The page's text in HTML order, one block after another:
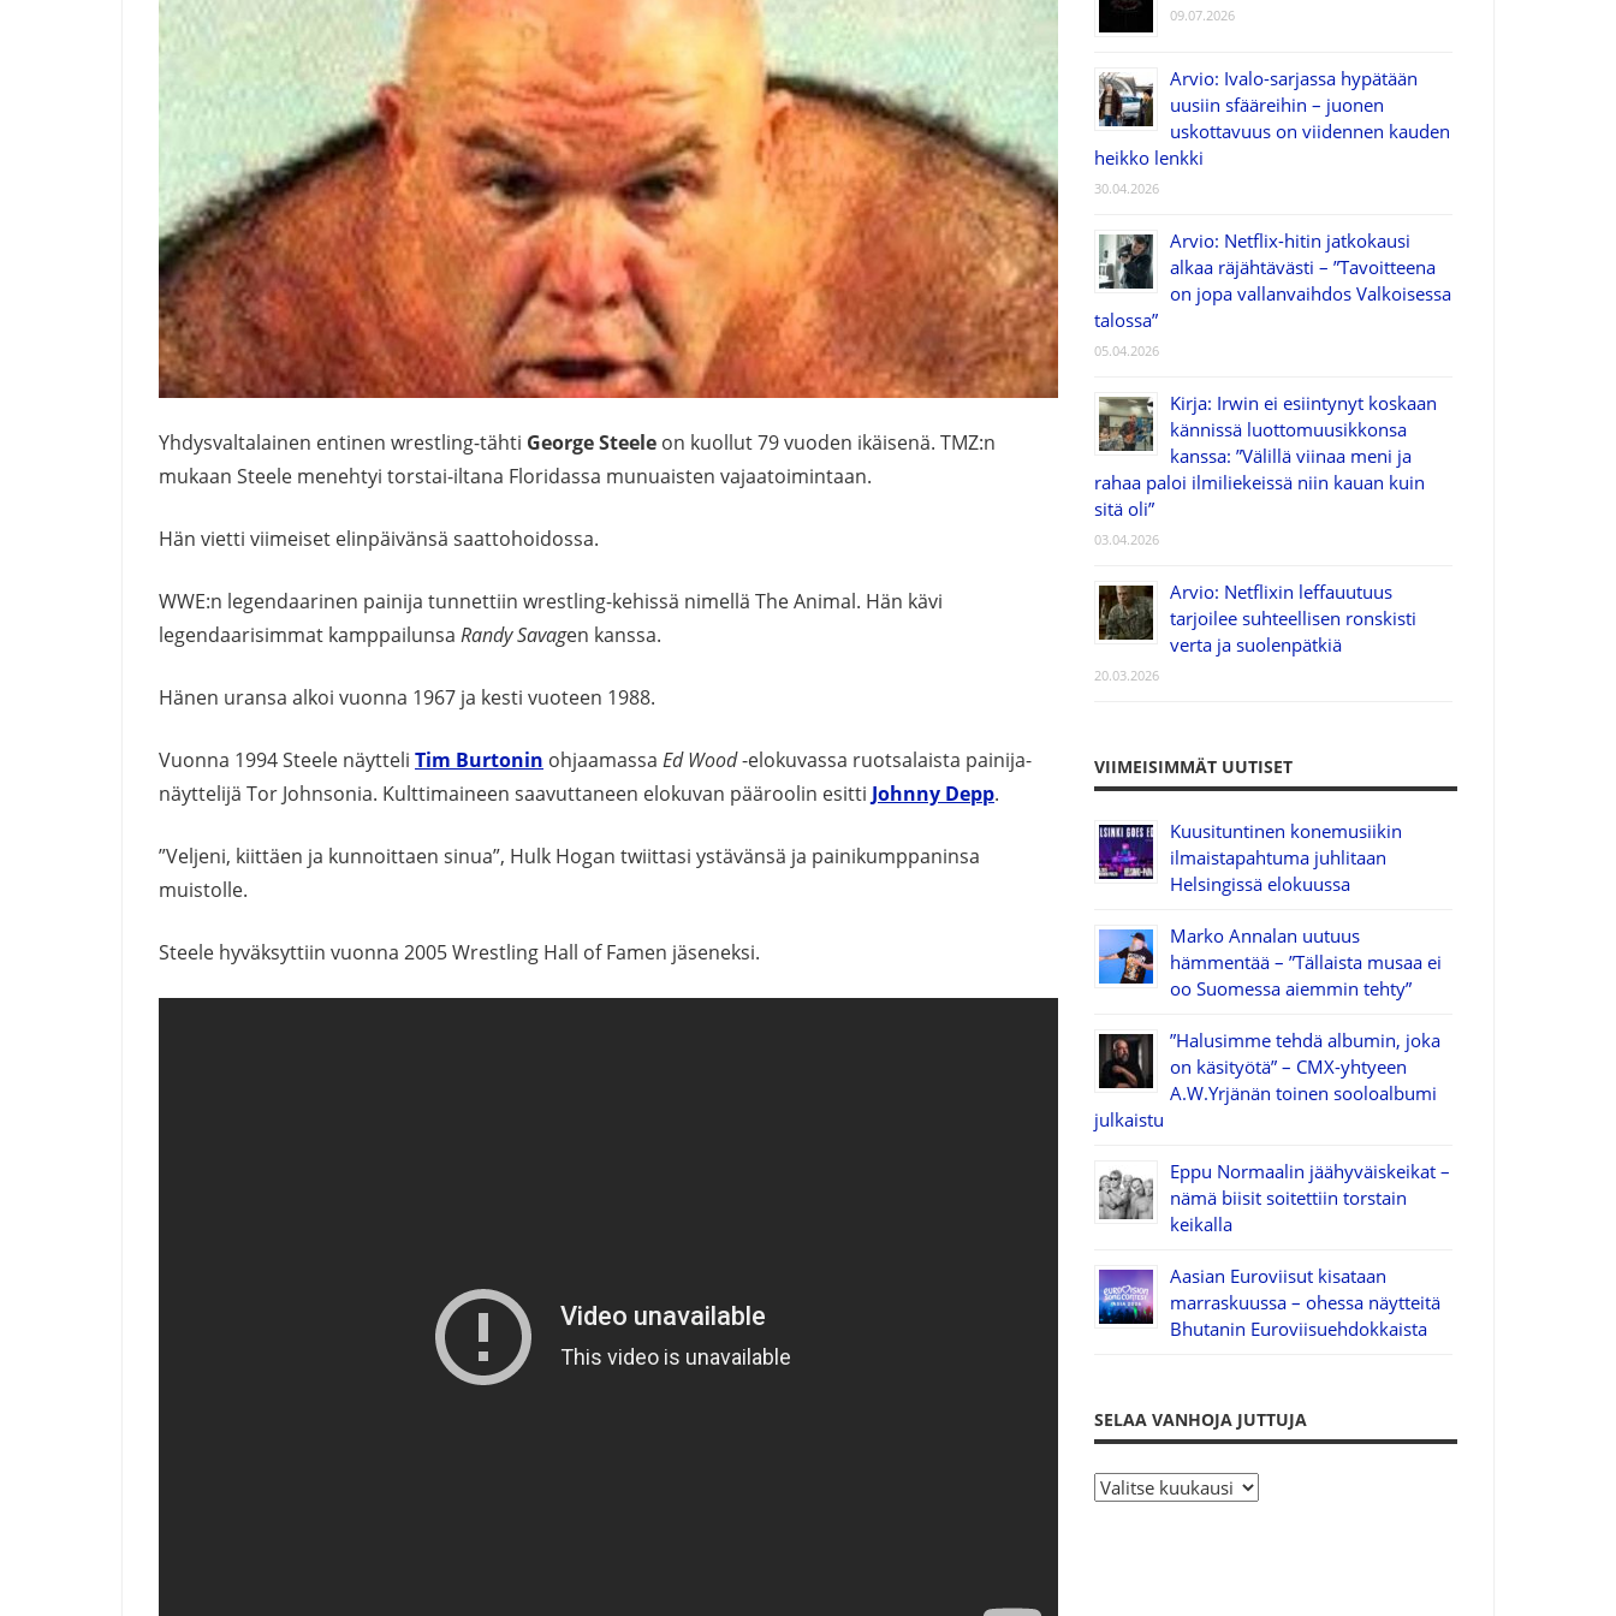
Yhdysvaltalainen entinen wrestling-tähti George Steele on kuollut 79 vuoden ikäisenä. TMZ:n
mukaan Steele menehtyi torstai-iltana Floridassa munuaisten vajaatoimintaan.
Hän vietti viimeiset elinpäivänsä saattohoidossa.
WWE:n legendaarinen painija tunnettiin wrestling-kehissä nimellä The Animal. Hän kävi
legendaarisimmat kamppailunsa Randy Savagen kanssa.
Hänen uransa alkoi vuonna 1967 ja kesti vuoteen 1988.
Vuonna 1994 Steele näytteli Tim Burtonin ohjaamassa Ed Wood-elokuvassa ruotsalaista painija-
näyttelijä Tor Johnsonia. Kulttimaineen saavuttaneen elokuvan pääroolin esitti Johnny Depp.
”Veljeni, kiittäen ja kunnoittaen sinua”, Hulk Hogan twiittasi ystävänsä ja painikumppaninsa
muistolle.
Steele hyväksyttiin vuonna 2005 Wrestling Hall of Famen jäseneksi.
09.07.2026
Arvio: Ivalo-sarjassa hypätään
uusiin sfääreihin – juonen
uskottavuus on viidennen kauden
heikko lenkki
30.04.2026
Arvio: Netflix-hitin jatkokausi
alkaa räjähtävästi – ”Tavoitteena
on jopa vallanvaihdos Valkoisessa
talossa”
05.04.2026
Kirja: Irwin ei esiintynyt koskaan
kännissä luottomuusikkonsa
kanssa: ”Välillä viinaa meni ja
rahaa paloi ilmiliekeissä niin kauan kuin
sitä oli”
03.04.2026
Arvio: Netflixin leffauutuus
tarjoilee suhteellisen ronskisti
verta ja suolenpätkiä
20.03.2026
VIIMEISIMMÄT UUTISET
Kuusituntinen konemusiikin
ilmaistapahtuma juhlitaan
Helsingissä elokuussa
Marko Annalan uutuus
hämmentää – ”Tällaista musaa ei
oo Suomessa aiemmin tehty”
”Halusimme tehdä albumin, joka
on käsityötä” – CMX-yhtyeen
A.W.Yrjänän toinen sooloalbumi
julkaistu
Eppu Normaalin jäähyväiskeikat –
nämä biisit soitettiin torstain
keikalla
Aasian Euroviisut kisataan
marraskuussa – ohessa näytteitä
Bhutanin Euroviisuehdokkaista
SELAA VANHOJA JUTTUJA
S